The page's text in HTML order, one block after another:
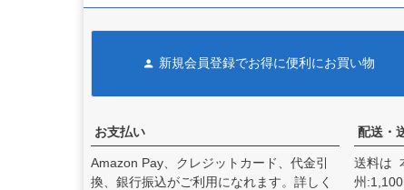
D&D エキゾースト（ディー
た。
feture ヘルメット（フュー
新規会員登録でお得に便利にお買い物
お支払い
Amazon Pay、クレジットカード、代金引
換、銀行振込がご利用になれます。詳しく
配送・
送料は
州